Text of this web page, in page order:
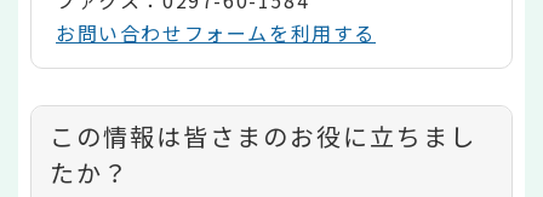
お問い合わせフォームを利用する
コ
ン
この情報は皆さまのお役に立ちまし
たか？